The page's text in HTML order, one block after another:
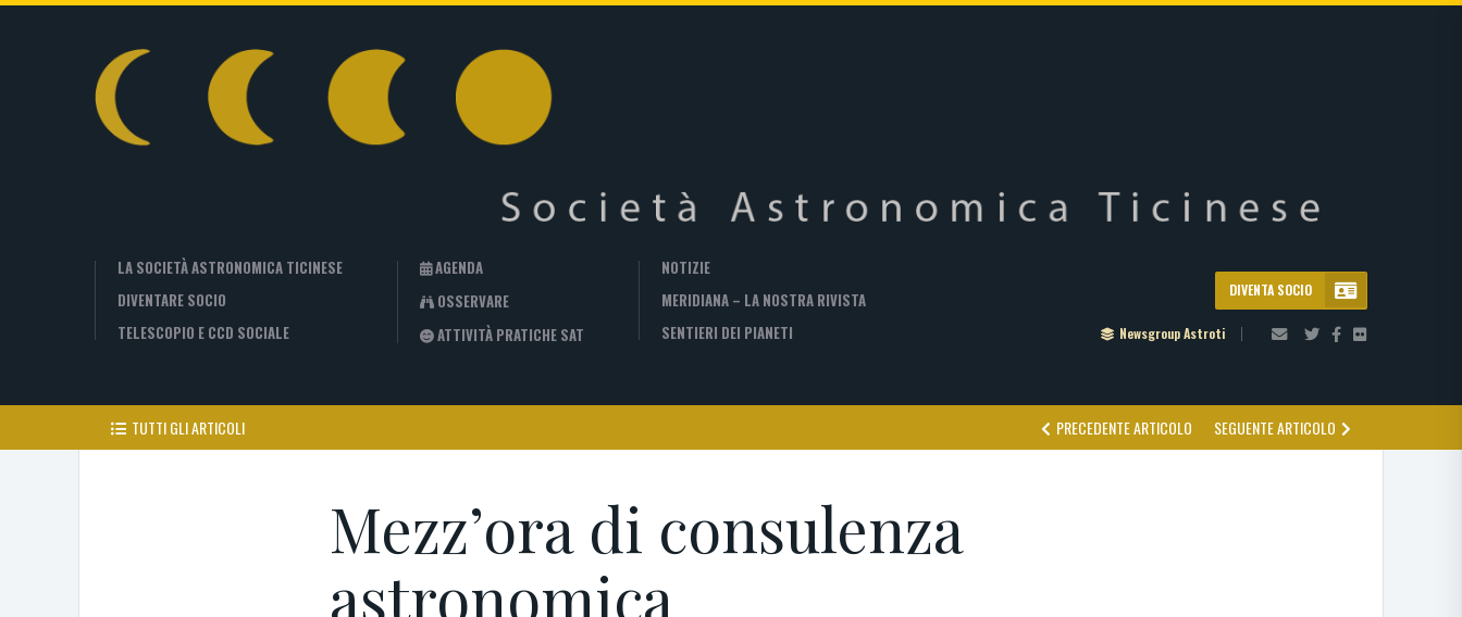
LA SOCIETÀ ASTRONOMICA TICINESE
DIVENTARE SOCIO
TELESCOPIO E CCD SOCIALE
AGENDA
OSSERVARE
ATTIVITÀ PRATICHE SAT
NOTIZIE
MERIDIANA – LA NOSTRA RIVISTA
SENTIERI DEI PIANETI
DIVENTA SOCIO
Newsgroup Astroti
TUTTI GLI ARTICOLI PRECEDENTE ARTICOLO SEGUENTE ARTICOLO
Mezz’ora di consulenza
astronomica